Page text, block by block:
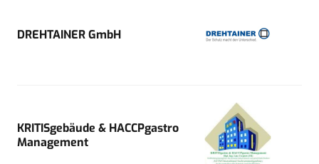
DREHTAINER GmbH
KRITISgebäude & HACCPgastro
Management